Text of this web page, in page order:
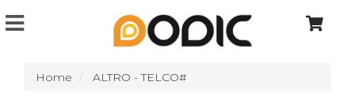
Home ALTRO - TELCO#